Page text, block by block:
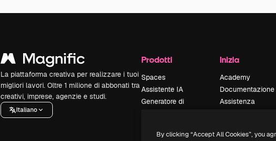
La piattaforma creativa per realizzare i tuoi
migliori lavori. Oltre 1 milione di abbonati tra
creativi, imprese, agenzie e studi.
Italiano
Prodotti
Spaces
Assistente IA
Generatore di
Inizia
Academy
Documentazione
Assistenza
Politica sulla
By clicking “Accept All Cookies”, you